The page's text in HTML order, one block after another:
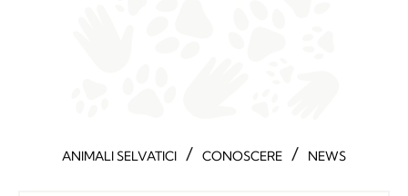
ANIMALI SELVATICI / CONOSCERE / NEWS